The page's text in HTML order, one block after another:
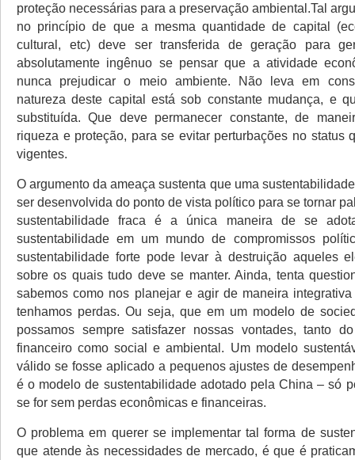
proteção necessárias para a preservação ambiental.Tal
no princípio de que a mesma quantidade de capital
cultural, etc) deve ser transferida de geração para
absolutamente ingênuo se pensar que a atividade
nunca prejudicar o meio ambiente. Não leva em
natureza deste capital está sob constante mudança, e
substituída. Que deve permanecer constante, de
riqueza e proteção, para se evitar perturbações no status
vigentes.
O argumento da ameaça sustenta que uma
ser desenvolvida do ponto de vista político para se tornar
sustentabilidade fraca é a única maneira de se
sustentabilidade em um mundo de compromissos
sustentabilidade forte pode levar à destruição aqueles
sobre os quais tudo deve se manter. Ainda, tenta
sabemos como nos planejar e agir de maneira
tenhamos perdas. Ou seja, que em um modelo de
possamos sempre satisfazer nossas vontades, tanto
financeiro como social e ambiental. Um modelo
válido se fosse aplicado a pequenos ajustes de
é o modelo de sustentabilidade adotado pela China – só
se for sem perdas econômicas e financeiras.
O problema em querer se implementar tal forma de
que atende às necessidades de mercado, é que é